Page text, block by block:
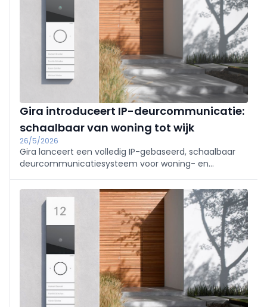
Gira introduceert IP-deurcommunicatie:
schaalbaar van woning tot wijk
26/5/2026
Gira lanceert een volledig IP-gebaseerd, schaalbaar
deurcommunicatiesysteem voor woning- en
design (Full‑HD camera, binnenstations Video IP of G1,
DCS‑app), snel te configureren via GPA, server- en
licentievrij, CRA‑ready, per direct leverbaar.